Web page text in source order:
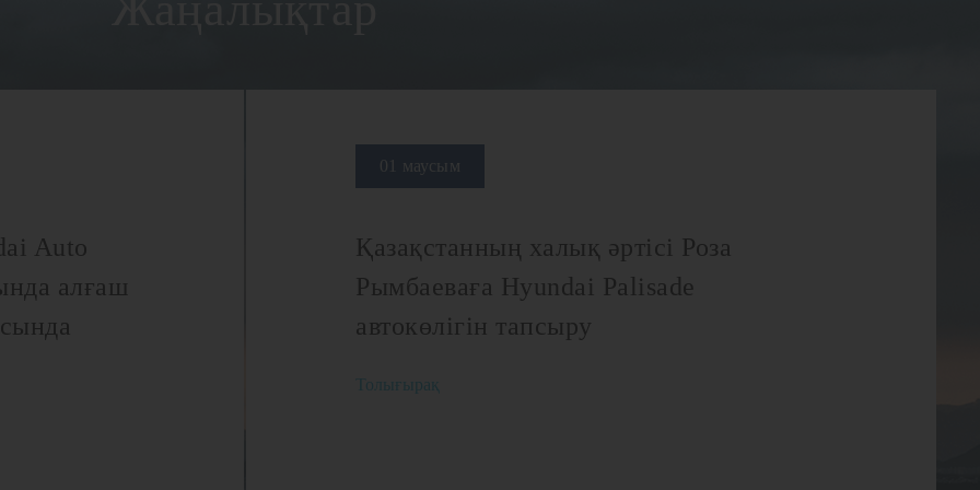
Auto
алғаш
01 маусым
Қазақстанның халық әртісі Роза
Рымбаеваға Hyundai Palisade
автокөлігін тапсыру
Толығырақ